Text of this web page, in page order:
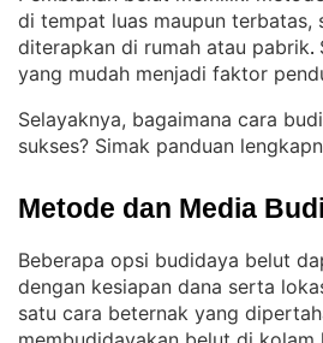
di tempat luas maupun terbatas,
diterapkan di rumah atau pabrik.
yang mudah menjadi faktor
Selayaknya, bagaimana cara
sukses? Simak panduan
Metode dan Media
Beberapa opsi budidaya belut
dengan kesiapan dana serta
satu cara beternak yang